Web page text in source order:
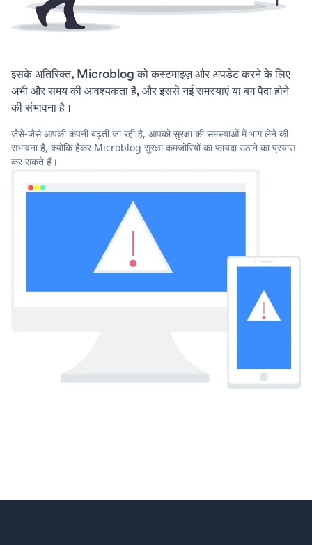
इसके अतिरिक्त, Microblog को कस्टमाइज़ और अपडेट करने के लिए
अभी और समय की आवश्यकता है, और इससे नई समस्याएं या बग पैदा होने
की संभावना है।
जैसे-जैसे आपकी कंपनी बढ़ती जा रही है, आपको सुरक्षा की समस्याओं में भाग लेने की
संभावना है, क्योंकि हैकर Microblog सुरक्षा कमजोरियों का फायदा उठाने का प्रयास
कर सकते हैं।